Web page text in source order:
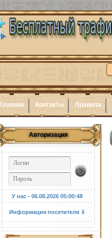
Главная Контакты Правила
Авторизация
У нас - 06.08.202605:00:49
Информация посетителя ⇓